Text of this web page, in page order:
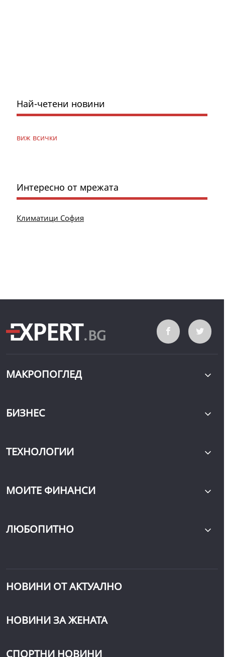
Най-четени новини
виж всички
Интересно от мрежата
Климатици София
МАКРОПОГЛЕД
БИЗНЕС
ТЕХНОЛОГИИ
МОИТЕ ФИНАНСИ
ЛЮБОПИТНО
НОВИНИ ОТ АКТУАЛНО
НОВИНИ ЗА ЖЕНАТА
СПОРТНИ НОВИНИ